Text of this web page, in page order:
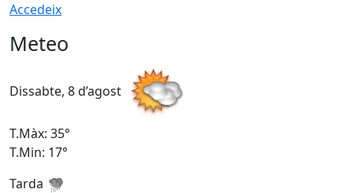
Accedeix
Meteo
Dissabte, 8 d’agost
T.Màx: 35°
T.Min: 17°
Tarda